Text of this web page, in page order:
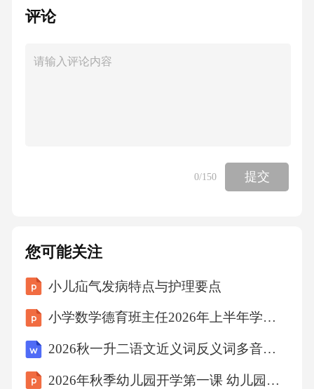
评论
0/150 提交
您可能关注
小儿疝气发病特点与护理要点
小学数学德育班主任2026年上半年学科德育渗透总结
2026秋一升二语文近义词反义词多音字专项练习（含答案）
2026年秋季幼儿园开学第一课 幼儿园的一天